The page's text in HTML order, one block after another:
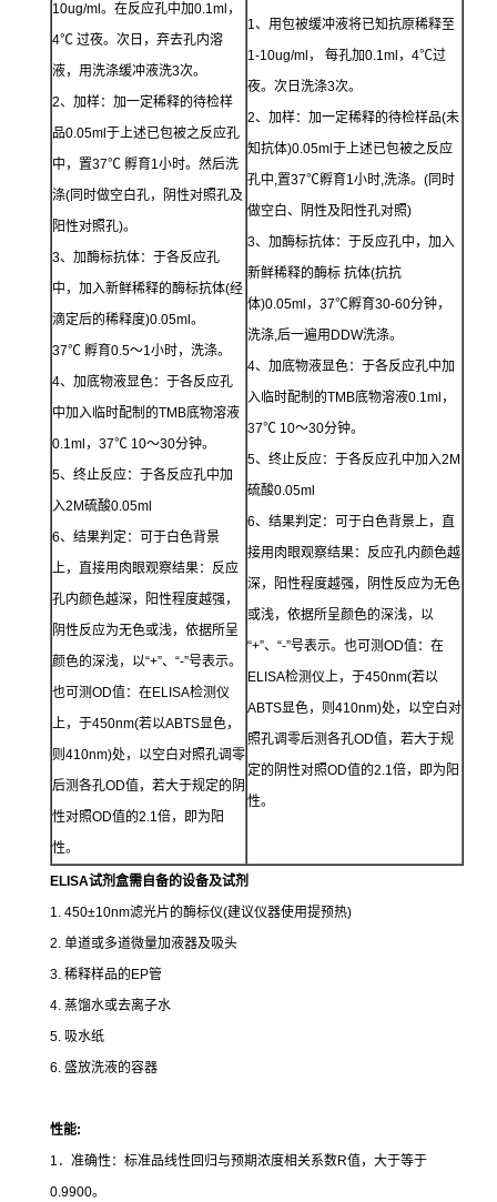
10ug/ml。在反应孔中加0.1ml，
4℃ 过夜。次日，弃去孔内溶
液，用洗涤缓冲液洗3次。
2、加样：加一定稀释的待检样
品0.05ml于上述已包被之反应孔
中，置37℃ 孵育1小时。然后洗
涤(同时做空白孔，阴性对照孔及
阳性对照孔)。
3、加酶标抗体：于各反应孔
中，加入新鲜稀释的酶标抗体(经
滴定后的稀释度)0.05ml。
37℃ 孵育0.5～1小时，洗涤。
4、加底物液显色：于各反应孔
中加入临时配制的TMB底物溶液
0.1ml，37℃ 10～30分钟。
5、终止反应：于各反应孔中加
入2M硫酸0.05ml
6、结果判定：可于白色背景
上，直接用肉眼观察结果：反应
孔内颜色越深，阳性程度越强，
阴性反应为无色或浅，依据所呈
颜色的深浅，以“+”、“-”号表示。
也可测OD值：在ELISA检测仪
上，于450nm(若以ABTS显色，
则410nm)处，以空白对照孔调零
后测各孔OD值，若大于规定的阴
性对照OD值的2.1倍，即为阳
性。
1、用包被缓冲液将已知抗原稀释至
1-10ug/ml， 每孔加0.1ml，4℃过
夜。次日洗涤3次。
2、加样：加一定稀释的待检样品(未
知抗体)0.05ml于上述已包被之反应
孔中,置37℃孵育1小时,洗涤。(同时
做空白、阴性及阳性孔对照)
3、加酶标抗体：于反应孔中，加入
新鲜稀释的酶标 抗体(抗抗
体)0.05ml，37℃孵育30-60分钟，
洗涤,后一遍用DDW洗涤。
4、加底物液显色：于各反应孔中加
入临时配制的TMB底物溶液0.1ml，
37℃ 10～30分钟。
5、终止反应：于各反应孔中加入2M
硫酸0.05ml
6、结果判定：可于白色背景上，直
接用肉眼观察结果：反应孔内颜色越
深，阳性程度越强，阴性反应为无色
或浅，依据所呈颜色的深浅，以
“+”、“-”号表示。也可测OD值：在
ELISA检测仪上，于450nm(若以
ABTS显色，则410nm)处，以空白对
照孔调零后测各孔OD值，若大于规
定的阴性对照OD值的2.1倍，即为阳
性。
ELISA试剂盒需自备的设备及试剂
1. 450±10nm滤光片的酶标仪(建议仪器使用提预热)
2. 单道或多道微量加液器及吸头
3. 稀释样品的EP管
4. 蒸馏水或去离子水
5. 吸水纸
6. 盛放洗液的容器
性能:
1．准确性：标准品线性回归与预期浓度相关系数R值，大于等于
0.9900。